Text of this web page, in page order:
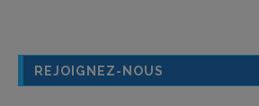
REJOIGNEZ-NOUS